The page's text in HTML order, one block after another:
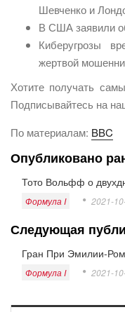
Шевченко и
В США заявили
Киберугрозы
жертвой
Хотите получать
Подписывайтесь на
По материалам: BBC
Опубликовано
Тото Вольфф о
Формула I 2021-
Следующая
Гран При Эмилии-
Формула I 2021-